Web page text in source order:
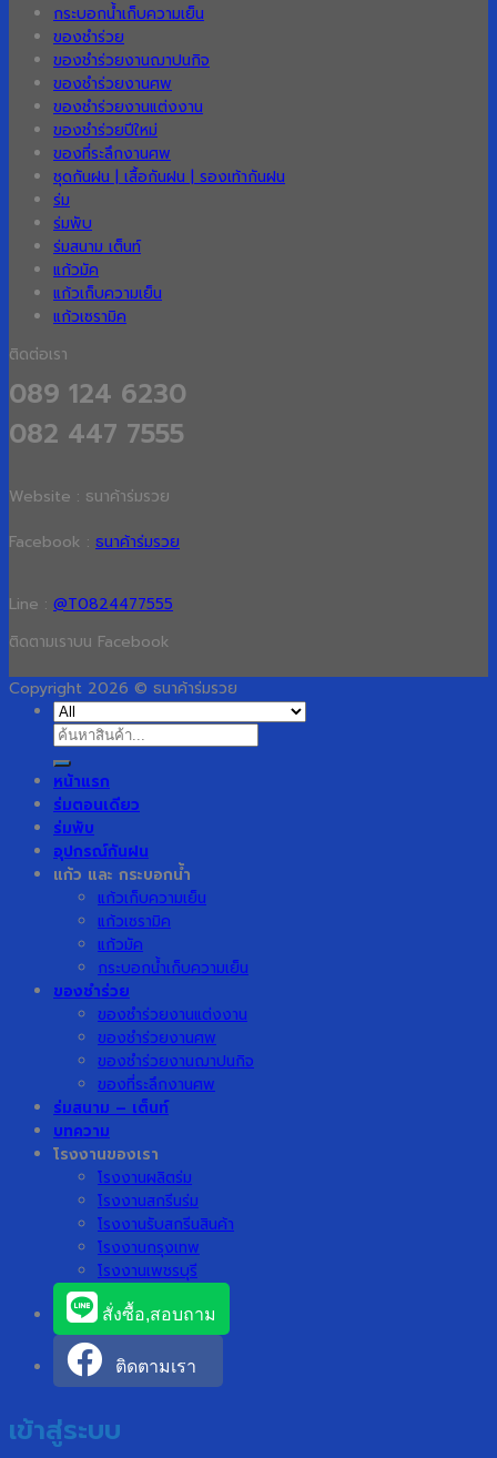
กระบอกน้ำเก็บความเย็น
ของชำร่วย
ของชำร่วยงานฌาปนกิจ
ของชำร่วยงานศพ
ของชำร่วยงานแต่งงาน
ของชำร่วยปีใหม่
ของที่ระลึกงานศพ
ชุดกันฝน | เสื้อกันฝน | รองเท้ากันฝน
ร่ม
ร่มพับ
ร่มสนาม เต็นท์
แก้วมัค
แก้วเก็บความเย็น
แก้วเซรามิค
ติดต่อเรา
089 124 6230
082 447 7555
Website : ธนาค้าร่มรวย
Facebook : ธนาค้าร่มรวย
Line : @T0824477555
ติดตามเราบน Facebook
Copyright 2026 © ธนาค้าร่มรวย
ค้นหา:
หน้าแรก
ร่มตอนเดียว
ร่มพับ
อุปกรณ์กันฝน
แก้ว และ กระบอกน้ำ
แก้วเก็บความเย็น
แก้วเซรามิค
แก้วมัค
กระบอกน้ำเก็บความเย็น
ของชำร่วย
ของชำร่วยงานแต่งงาน
ของชำร่วยงานศพ
ของชำร่วยงานฌาปนกิจ
ของที่ระลึกงานศพ
ร่มสนาม – เต็นท์
บทความ
โรงงานของเรา
โรงงานผลิตร่ม
โรงงานสกรีนร่ม
โรงงานรับสกรีนสินค้า
โรงงานกรุงเทพ
โรงงานเพชรบุรี
สั่งซื้อ,สอบถาม
ติดตามเรา
เข้าสู่ระบบ